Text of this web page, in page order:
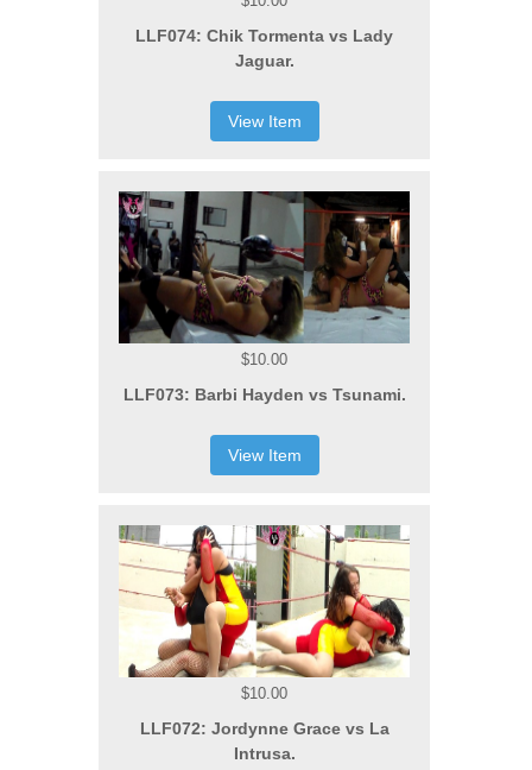
LLF074: Chik Tormenta vs Lady
Jaguar.
View Item
$10.00
LLF073: Barbi Hayden vs Tsunami.
View Item
$10.00
LLF072: Jordynne Grace vs La
Intrusa.